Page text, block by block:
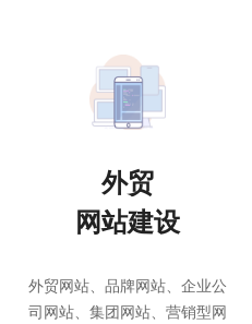
外贸
网站建设
外贸网站、品牌网站、企业公
司网站、集团网站、营销型网